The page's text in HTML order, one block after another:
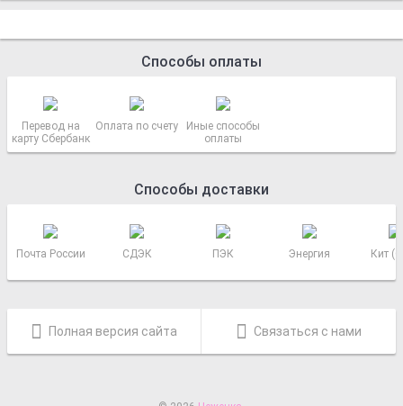
Способы оплаты
Перевод на
карту Сбербанк
Оплата по счету
Иные способы
оплаты
Способы доставки
Почта России СДЭК ПЭК Энергия Кит
Полная версия сайта Связаться с нами